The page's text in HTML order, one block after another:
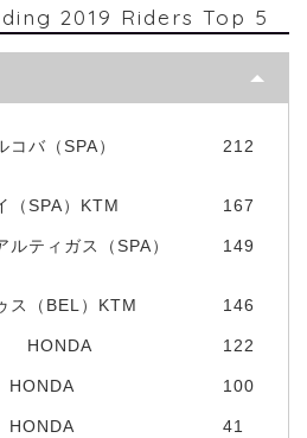
2019 Riders Top 5
バ（SPA）
212
（SPA）KTM 167
ルティガス（SPA）
149
ス（BEL）KTM 146
HONDA 122
HONDA 100
HONDA 41